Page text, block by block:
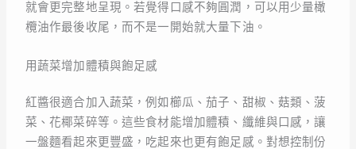
就會更完整地呈現。若覺得口感不夠圓潤，可以用少量橄
欖油作最後收尾，而不是一開始就大量下油。
用蔬菜增加體積與飽足感
紅醬很適合加入蔬菜，例如櫛瓜、茄子、甜椒、菇類、菠
菜、花椰菜碎等。這些食材能增加體積、纖維與口感，讓
一盤麵看起來更豐盛，吃起來也更有飽足感。對想控制份